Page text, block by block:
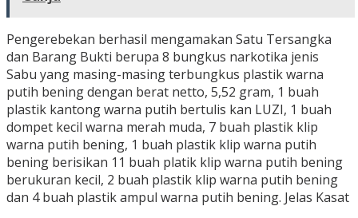
Pengerebekan berhasil mengamakan Satu Tersangka
dan Barang Bukti berupa 8 bungkus narkotika jenis
Sabu yang masing-masing terbungkus plastik warna
putih bening dengan berat netto, 5,52 gram, 1 buah
plastik kantong warna putih bertulis kan LUZI, 1 buah
dompet kecil warna merah muda, 7 buah plastik klip
warna putih bening, 1 buah plastik klip warna putih
bening berisikan 11 buah platik klip warna putih bening
berukuran kecil, 2 buah plastik klip warna putih bening
dan 4 buah plastik ampul warna putih bening. Jelas Kasat